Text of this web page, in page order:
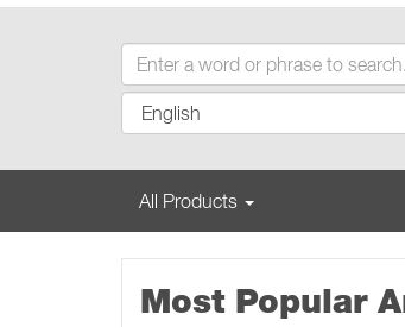
All Products
Most Popular